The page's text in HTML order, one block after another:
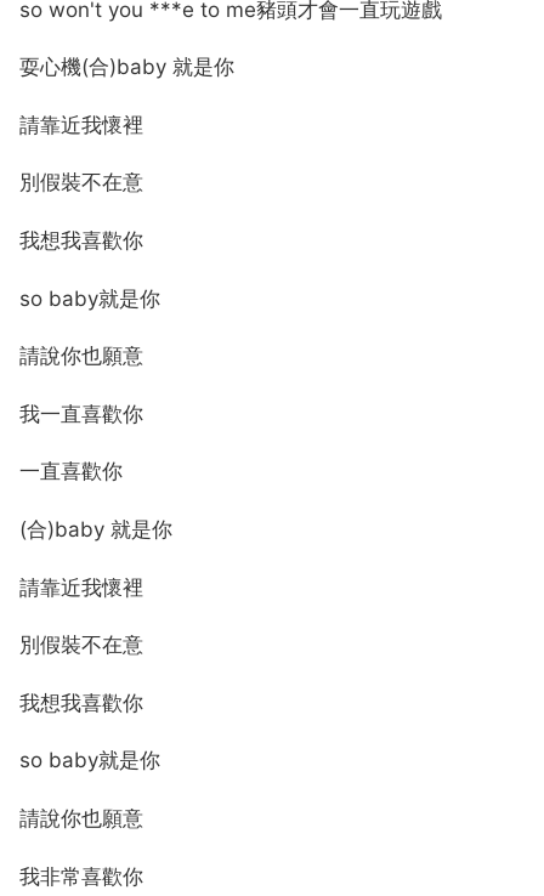
so won't you ***e to me豬頭才會一直玩遊戲
耍心機(合)baby 就是你
請靠近我懷裡
別假裝不在意
我想我喜歡你
so baby就是你
請說你也願意
我一直喜歡你
一直喜歡你
(合)baby 就是你
請靠近我懷裡
別假裝不在意
我想我喜歡你
so baby就是你
請說你也願意
我非常喜歡你